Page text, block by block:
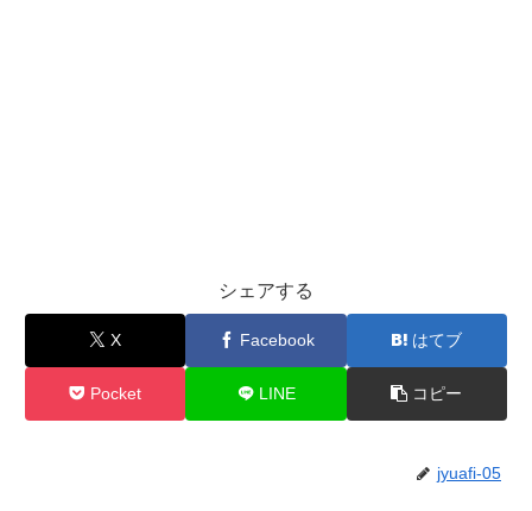
シェアする
X Facebook はてブ
Pocket LINE コピー
jyuafi-05